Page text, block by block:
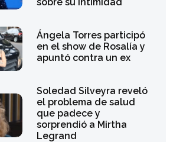
Ángela Torres participó
en el show de Rosalía y
apuntó contra un ex
Soledad Silveyra reveló
el problema de salud
que padece y
sorprendió a Mirtha
Legrand